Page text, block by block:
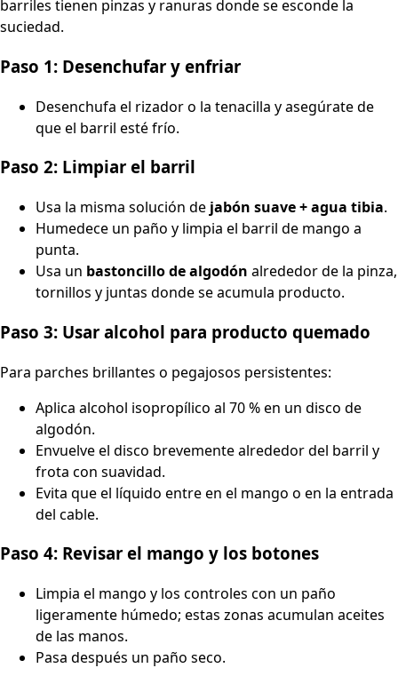
barriles tienen pinzas y ranuras donde se esconde la
suciedad.
Paso 1: Desenchufar y enfriar
Desenchufa el rizador o la tenacilla y asegúrate de
que el barril esté frío.
Paso 2: Limpiar el barril
Usa la misma solución de jabón suave + agua tibia.
Humedece un paño y limpia el barril de mango a
punta.
Usa un bastoncillo de algodón alrededor de la pinza,
tornillos y juntas donde se acumula producto.
Paso 3: Usar alcohol para producto quemado
Para parches brillantes o pegajosos persistentes:
Aplica alcohol isopropílico al 70 % en un disco de
algodón.
Envuelve el disco brevemente alrededor del barril y
frota con suavidad.
Evita que el líquido entre en el mango o en la entrada
del cable.
Paso 4: Revisar el mango y los botones
Limpia el mango y los controles con un paño
ligeramente húmedo; estas zonas acumulan aceites
de las manos.
Pasa después un paño seco.